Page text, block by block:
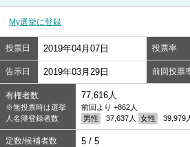
My選挙に登録
投票日 2019年04月07日 投票率
告示日 2019年03月29日 前回投票
有権者数
※無投票時は選挙
人名簿登録者数
77,616人
前回より +862人
男性
37,637人 女性 39,979
定数/候補者数 5 / 5